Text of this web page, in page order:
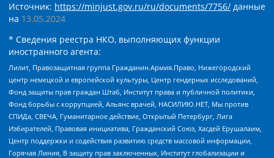
Источник: https://minjust.gov.ru/ru/documents/7756/ данные
на 13.05.2024
* Сведения реестра НКО, выполняющих функции
иностранного агента:
Лилит, Правозащитная группа Гражданин.Армия.Право, Нижегородский
центр немецкой и европейской культуры, Центр гендерных исследований,
Фонд защиты прав граждан Штаб, Институт права и публичной политики,
Фонд борьбы с коррупцией, Альянс врачей, НАСИЛИЮ.НЕТ, Мы против
СПИДа, СВЕЧА, Гуманитарное действие, Открытый Петербург, Лига
Избирателей, Правовая инициатива, Гражданский Союз, Хасдей Ерушалаим,
Центр поддержки и содействия развитию средств массовой информации,
Горячая Линия, В защиту прав заключенных, Институт глобализации и